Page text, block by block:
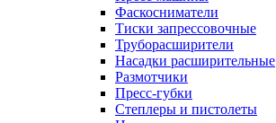
Фаскосниматели
Тиски запрессовочные
Труборасширители
Насадки расширительные
Размотчики
Пресс-губки
Степлеры и пистолеты